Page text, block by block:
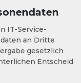
IT-Service-
an Dritte
gesetzlich
Entscheid